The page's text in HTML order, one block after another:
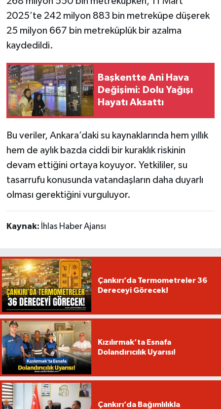
2025’te 242 milyon 883 bin metreküpe düşerek
25 milyon 667 bin metreküplük bir azalma
kaydedildi.
Başkentte Ani Hava
Değişimi: Dolu Yağışı
Hayatı Aksattı
Bu veriler, Ankara’daki su kaynaklarında hem yıllık
hem de aylık bazda ciddi bir kuraklık riskinin
devam ettiğini ortaya koyuyor. Yetkililer, su
tasarrufu konusunda vatandaşların daha duyarlı
olması gerektiğini vurguluyor.
Kaynak: İhlas Haber Ajansı
Çankırı’da Termometreler 36
Dereceyi Görecek!
Kızılırmak’ta Esnafa
Dolandırıcılık Uyarısı!
Çankırı’da Bağımlılıkla